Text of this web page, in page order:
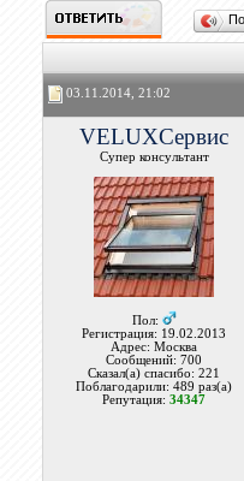
03.11.2014, 21:02
VELUXСервис
Супер консультант
Пол:
Регистрация: 19.02.2013
Адрес: Москва
Сообщений: 700
Сказал(а) спасибо: 221
Поблагодарили: 489 раз(а)
Репутация:34347